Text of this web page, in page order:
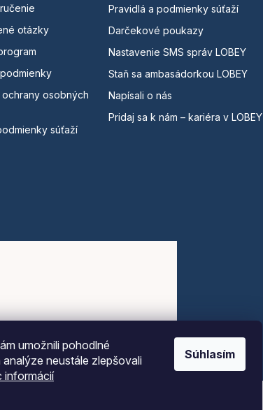
umožnili pohodlné
neustále zlepšovali
informácií
Súhlasím
otázky
osobných
súťaží
Pravidlá a podmienky súťaží
Darčekové poukazy
Nastavenie SMS správ LOBEY
Staň sa ambasádorkou LOBEY
Napísali o nás
Pridaj sa k nám – kariéra v LOBEY